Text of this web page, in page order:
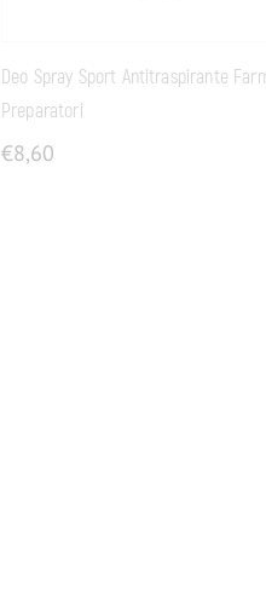
Deo Spray Sport Antitraspirante
Preparatori
€8,60